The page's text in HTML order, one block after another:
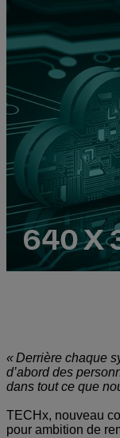
« Derrière chaque
d’abord des
dans tout ce que
TECHx, nouveau
pour ambition de